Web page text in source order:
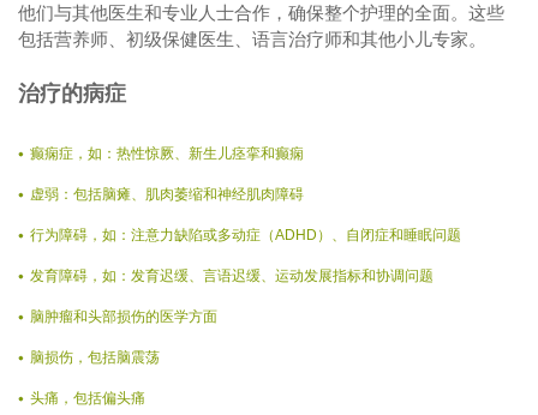
他们与其他医生和专业人士合作，确保整个护理的全面。这些
包括营养师、初级保健医生、语言治疗师和其他小儿专家。
治疗的病症
癫痫症，如：热性惊厥、新生儿痉挛和癫痫
虚弱：包括脑瘫、肌肉萎缩和神经肌肉障碍
行为障碍，如：注意力缺陷或多动症（ADHD）、自闭症和睡眠问题
发育障碍，如：发育迟缓、言语迟缓、运动发展指标和协调问题
脑肿瘤和头部损伤的医学方面
脑损伤，包括脑震荡
头痛，包括偏头痛